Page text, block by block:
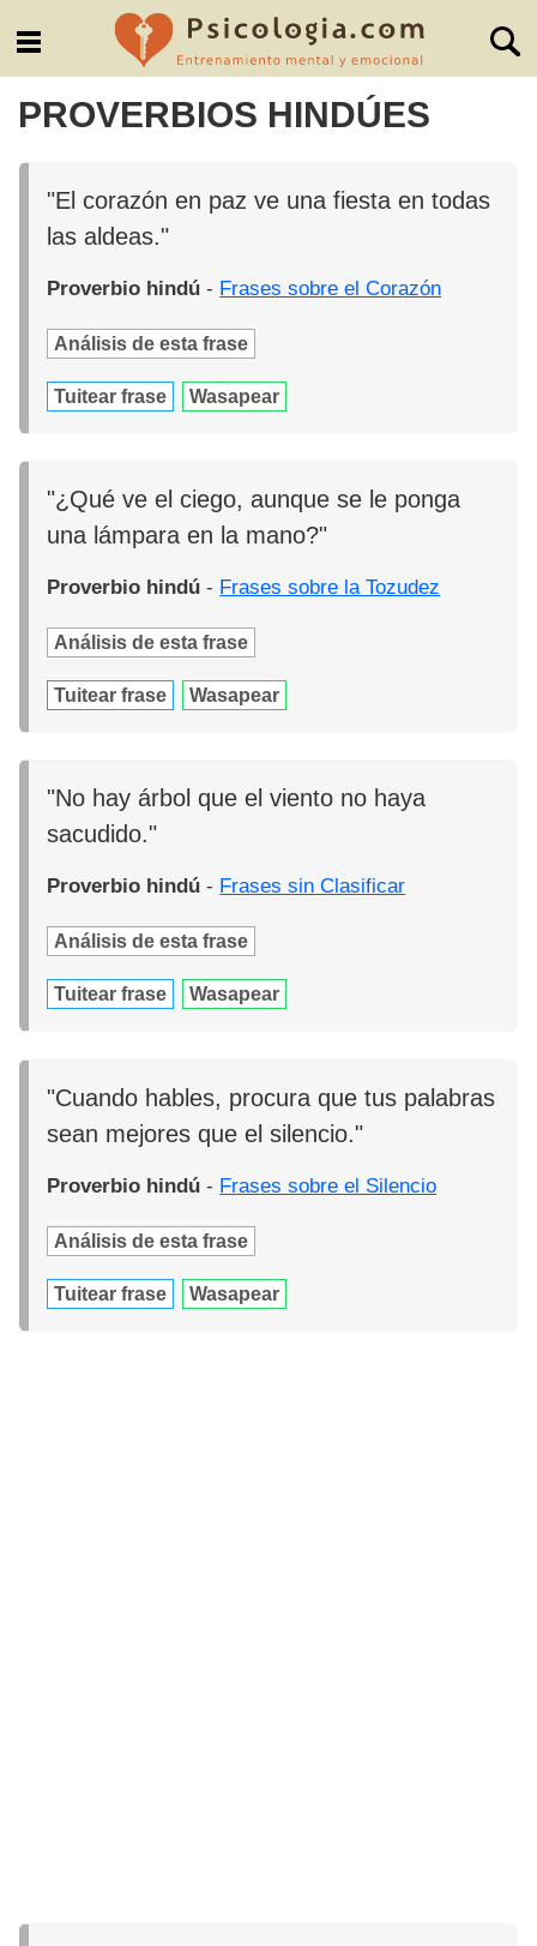
PROVERBIOS HINDÚES
"El corazón en paz ve una fiesta en todas
las aldeas."
Proverbio hindú - Frases sobre el Corazón
Análisis de esta frase
Tuitear frase Wasapear
"¿Qué ve el ciego, aunque se le ponga
una lámpara en la mano?"
Proverbio hindú - Frases sobre la Tozudez
Análisis de esta frase
Tuitear frase Wasapear
"No hay árbol que el viento no haya
sacudido."
Proverbio hindú - Frases sin Clasificar
Análisis de esta frase
Tuitear frase Wasapear
"Cuando hables, procura que tus palabras
sean mejores que el silencio."
Proverbio hindú - Frases sobre el Silencio
Análisis de esta frase
Tuitear frase Wasapear